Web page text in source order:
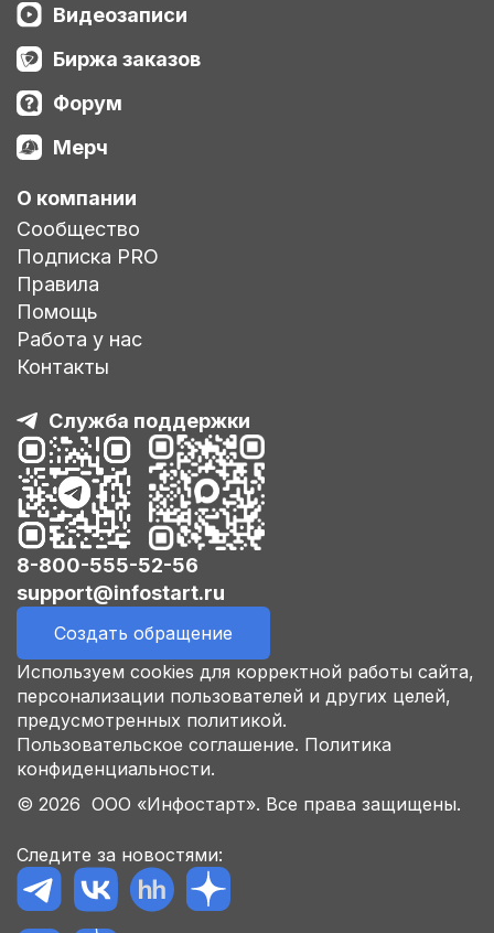
Видеозаписи
Биржа заказов
Форум
Мерч
О компании
Сообщество
Подписка PRO
Правила
Помощь
Работа у нас
Контакты
Служба поддержки
8-800-555-52-56
support@infostart.ru
Создать обращение
Используем cookies для корректной работы сайта,
персонализации пользователей и других целей,
предусмотренных политикой.
Пользовательское соглашение. Политика
конфиденциальности.
© 2026 ООО «Инфостарт». Все права защищены.
Следите за новостями: